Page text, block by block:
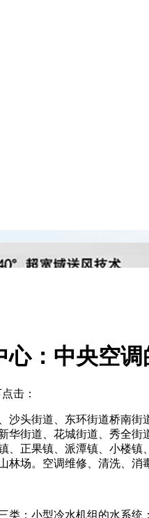
心：中央空调
点击：
沙头街道、东环街道桥南
街道、花城街道、秀全
正果镇、派潭镇、小楼
场。空调维修、清洗、
：小型冷水机组的水系统